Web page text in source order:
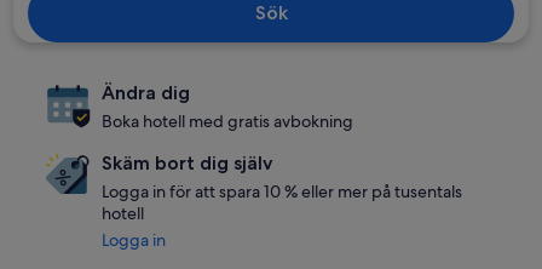
Sök
Ändra dig
Boka hotell med gratis avbokning
Skäm bort dig själv
Logga in för att spara 10 % eller mer på tusentals
hotell
Logga in